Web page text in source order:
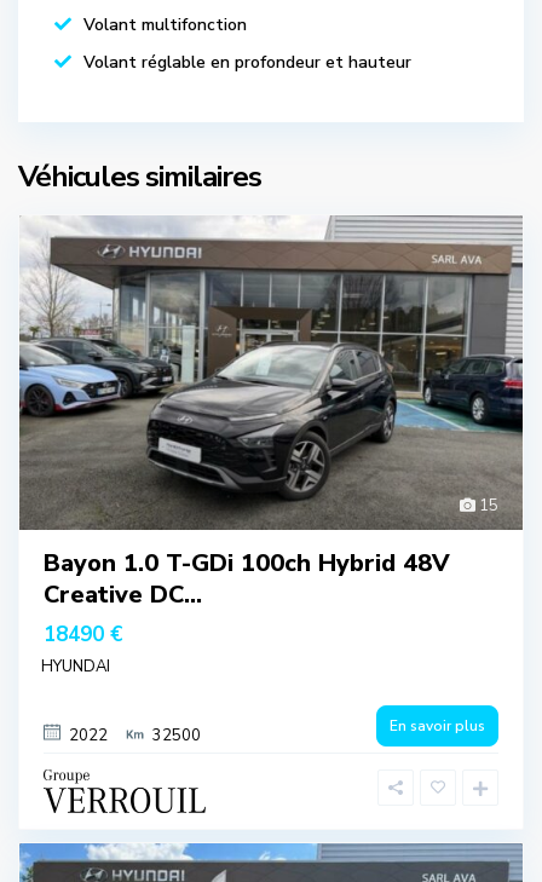
Volant multifonction
Volant réglable en profondeur et hauteur
Véhicules similaires
15
Bayon 1.0 T-GDi 100ch Hybrid 48V
Creative DC...
18490 €
HYUNDAI
2022 32500 En savoir plus